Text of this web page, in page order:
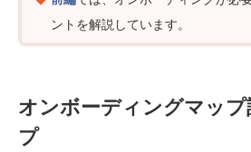
ントを解説しています。
オンボーディングマッ
プ